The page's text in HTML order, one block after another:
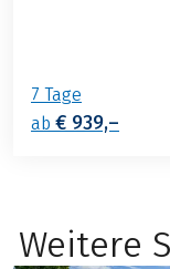
7 Tage
ab € 939,–
Weitere